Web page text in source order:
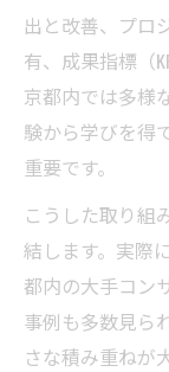
出と改善、プロ
有、成果指標（
京都内では多様
験から学びを得
重要です。
こうした取り組
結します。実際
都内の大手コン
事例も多数見ら
さな積み重ねが